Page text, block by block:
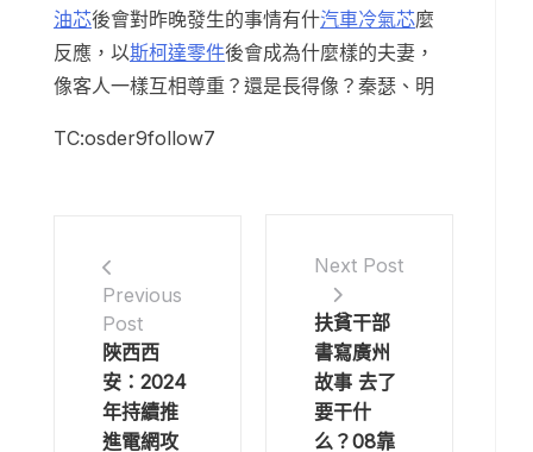
油芯後會對昨晚發生的事情有什汽車冷氣芯麼
反應，以斯柯達零件後會成為什麼樣的夫妻，
像客人一樣互相尊重？還是長得像？秦瑟、明
TC:osder9follow7
Previous
Post
陜西西
安：2024
年持續推
進電網攻
Next Post
​扶貧干部
書寫廣州
故事 去了
要干什
么？08靠